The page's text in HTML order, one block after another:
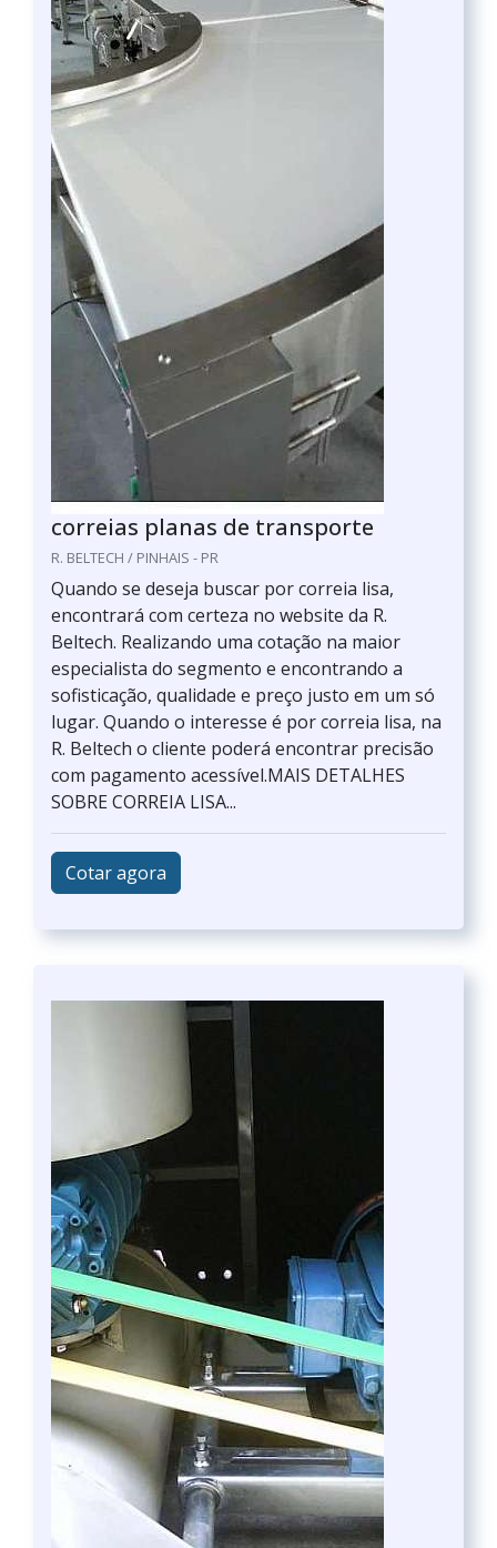
correias planas de transporte
R. BELTECH / PINHAIS - PR
Quando se deseja buscar por correia lisa,
encontrará com certeza no website da R.
Beltech. Realizando uma cotação na maior
especialista do segmento e encontrando a
sofisticação, qualidade e preço justo em um só
lugar. Quando o interesse é por correia lisa, na
R. Beltech o cliente poderá encontrar precisão
com pagamento acessível.MAIS DETALHES
SOBRE CORREIA LISA...
Cotar agora